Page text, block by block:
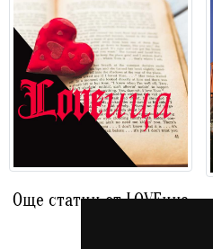
Още статии от LOVEица